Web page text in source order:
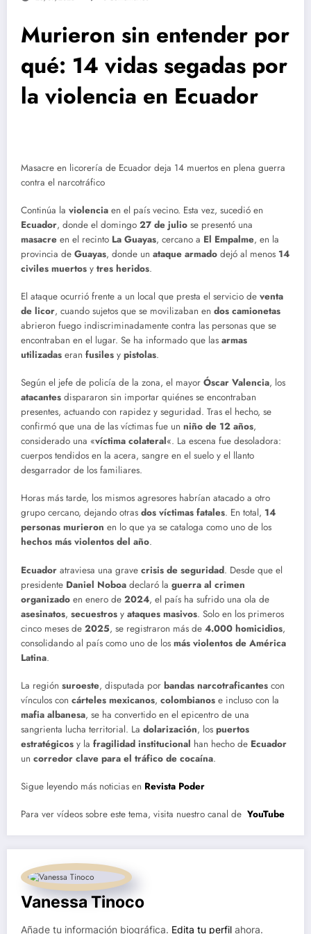
Murieron sin entender por
qué: 14 vidas segadas por
la violencia en Ecuador
Masacre en licorería de Ecuador deja 14 muertos en plena guerra
contra el narcotráfico
Continúa la violencia en el país vecino. Esta vez, sucedió en
Ecuador, donde el domingo 27 de julio se presentó una
masacre en el recinto La Guayas, cercano a El Empalme, en la
provincia de Guayas, donde un ataque armado dejó al menos 14
civiles muertos y tres heridos.
El ataque ocurrió frente a un local que presta el servicio de venta
de licor, cuando sujetos que se movilizaban en dos camionetas
abrieron fuego indiscriminadamente contra las personas que se
encontraban en el lugar. Se ha informado que las armas
utilizadas eran fusiles y pistolas.
Según el jefe de policía de la zona, el mayor Óscar Valencia, los
atacantes dispararon sin importar quiénes se encontraban
presentes, actuando con rapidez y seguridad. Tras el hecho, se
confirmó que una de las víctimas fue un niño de 12 años,
considerado una «víctima colateral«. La escena fue desoladora:
cuerpos tendidos en la acera, sangre en el suelo y el llanto
desgarrador de los familiares.
Horas más tarde, los mismos agresores habrían atacado a otro
grupo cercano, dejando otras dos víctimas fatales. En total, 14
personas murieron en lo que ya se cataloga como uno de los
hechos más violentos del año.
Ecuador atraviesa una grave crisis de seguridad. Desde que el
presidente Daniel Noboa declaró la guerra al crimen
organizado en enero de 2024, el país ha sufrido una ola de
asesinatos, secuestros y ataques masivos. Solo en los primeros
cinco meses de 2025, se registraron más de 4.000 homicidios,
consolidando al país como uno de los más violentos de América
Latina.
La región suroeste, disputada por bandas narcotraficantes con
vínculos con cárteles mexicanos, colombianos e incluso con la
mafia albanesa, se ha convertido en el epicentro de una
sangrienta lucha territorial. La dolarización, los puertos
estratégicos y la fragilidad institucional han hecho de Ecuador
un corredor clave para el tráfico de cocaína.
Sigue leyendo más noticias en Revista Poder
Para ver vídeos sobre este tema, visita nuestro canal de YouTube
Vanessa Tinoco
Añade tu información biográfica. Edita tu perfil ahora.